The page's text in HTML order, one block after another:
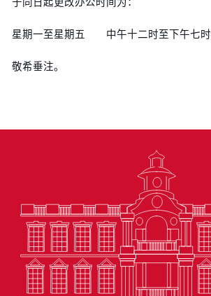
星期一至星期五 中午十二时至下午七时
敬希垂注。